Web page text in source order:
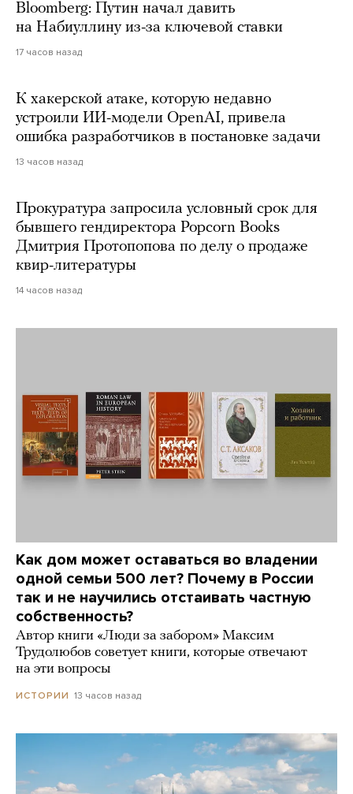
Bloomberg: Путин начал давить
на Набиуллину из-за ключевой ставки
17 часов назад
К хакерской атаке, которую недавно
устроили ИИ-модели OpenAI, привела
ошибка разработчиков в постановке задачи
13 часов назад
Прокуратура запросила условный срок для
бывшего гендиректора Popcorn Books
Дмитрия Протопопова по делу о продаже
квир-литературы
14 часов назад
Как дом может оставаться во владении
одной семьи 500 лет? Почему в России
так и не научились отстаивать частную
собственность?
Автор книги «Люди за забором» Максим
Трудолюбов советует книги, которые отвечают
на эти вопросы
ИСТОРИИ 13 часов назад